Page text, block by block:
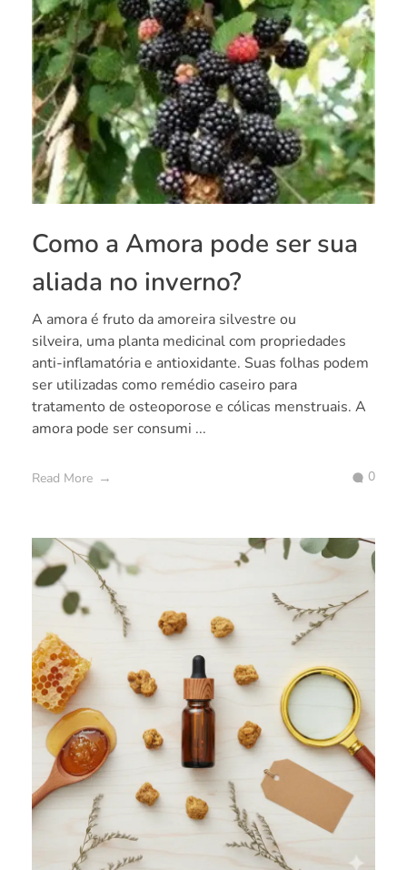
Como a Amora pode ser sua
aliada no inverno?
A amora é fruto da amoreira silvestre ou
silveira, uma planta medicinal com propriedades
anti-inflamatória e antioxidante. Suas folhas podem
ser utilizadas como remédio caseiro para
tratamento de osteoporose e cólicas menstruais. A
amora pode ser consumi ...
Read More 0